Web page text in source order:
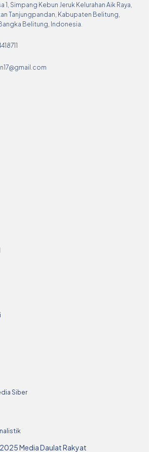
1, Simpang Kebun Jeruk Kelurahan Aik Raya,
Tanjungpandan, Kabupaten Belitung,
Belitung, Indonesia.
Siber
Media Daulat Rakyat